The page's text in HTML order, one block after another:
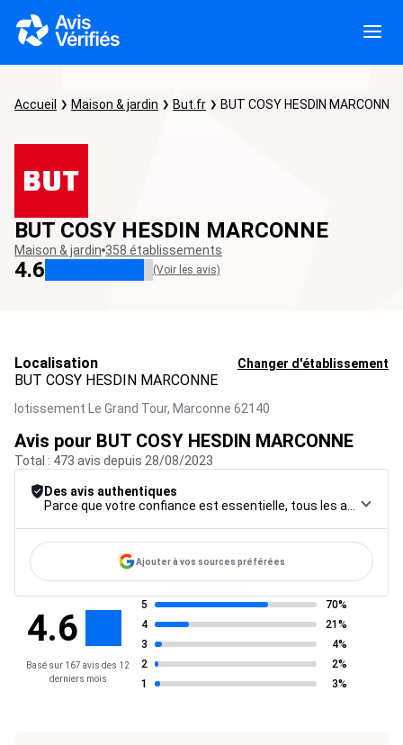
Accueil Maison & jardin But.fr BUT COSY HESDIN MARCONNE
BUT COSY HESDIN MARCONNE
Maison & jardin 358 établissements
4.6 (Voir les avis)
Localisation Changer d'établissement
BUT COSY HESDIN MARCONNE
lotissement Le Grand Tour, Marconne 62140
Avis pour BUT COSY HESDIN MARCONNE
Total : 473 avis depuis 28/08/2023
Des avis authentiques
Ajouter à vos sources préférées
4.6
Basé sur 167 avis des 12
derniers mois
5
70%
4
21%
3
4%
2
2%
1
3%